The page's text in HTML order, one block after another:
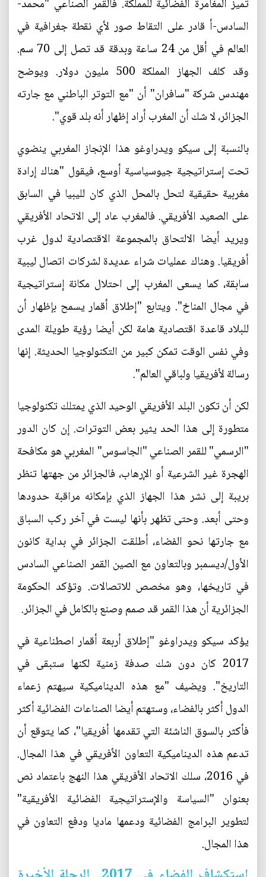
تميز المغامرة الفضائية للمملكة. فالقمر الصناعي "محمد-
السادس-أ قادر على التقاط صور لأي نقطة جغرافية في
العالم في أقل من 24 ساعة وبدقة قد تصل إلى 70 سم.
وقد كلف الجهاز المملكة 500 مليون دولار. ويوضح
مهندس شركة "سافران" أن "مع التوتر الباطني مع جارته
الجزائر، لا شك أن المغرب أراد إظهار أنه بلد قوي".
بالنسبة إلى سيكو ويدراوغو هذا الإنجاز المغربي ينضوي
تحت إستراتيجية جيوسياسية أوسع، فيقول "هناك إرادة
مغربية حقيقية لتحل بالمحل الذي كان لليبيا في السابق
على الصعيد الأفريقي. فالمغرب عاد إلى الاتحاد الأفريقي
ويريد أيضا الالتحاق بالمجموعة الاقتصادية لدول غرب
أفريقيا. وهناك عمليات شراء عديدة لشركات اتصال ليبية
سابقة، كما يسعى المغرب إلى احتلال مكانة إستراتيجية
في مجال المناخ". ويتابع "إطلاق أقمار يسمح بإظهار أن
للبلاد قاعدة اقتصادية هامة لكن أيضا رؤية طويلة المدى
وفي نفس الوقت تمكن كبير من التكنولوجيا الحديثة. إنها
رسالة لأفريقيا ولباقي العالم".
لكن أن تكون البلد الأفريقي الوحيد الذي يمتلك تكنولوجيا
متطورة إلى هذا الحد يثير بعض التوترات. إن كان الدور
"الرسمي" للقمر الصناعي "الجاسوس" المغربي هو مكافحة
الهجرة غير الشرعية أو الإرهاب، فالجزائر من جهتها تنظر
بريبة إلى نشر هذا الجهاز الذي بإمكانه مراقبة حدودها
وحتى أبعد. وحتى تظهر بأنها ليست في آخر ركب السباق
مع جارتها نحو الفضاء، أطلقت الجزائر في بداية كانون
الأول/ديسمبر وبالتعاون مع الصين القمر الصناعي السادس
في تاريخها، وهو مخصص للاتصالات. وتؤكد الحكومة
الجزائرية أن هذا القمر قد صمم وصنع بالكامل في الجزائر.
يؤكد سيكو ويدراوغو "إطلاق أربعة أقمار اصطناعية في
2017 كان دون شك صدفة زمنية لكنها ستبقى في
التاريخ". ويضيف "مع هذه الديناميكية سيهتم زعماء
الدول أكثر بالفضاء، وستهتم أيضا الصناعات الفضائية أكثر
فأكثر بالسوق الناشئة التي تقدمها أفريقيا"، كما يتوقع أن
تدعم هذه الديناميكية التعاون الأفريقي في هذا المجال.
في 2016، سلك الاتحاد الأفريقي هذا النهج باعتماد نص
بعنوان "السياسة والإستراتيجية الفضائية الأفريقية"
لتطوير البرامج الفضائية ودعمها ماديا ودفع التعاون في
هذا المجال.